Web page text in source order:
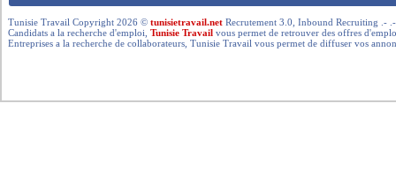
Tunisie Travail Copyright 2026 ©tunisietravail.net Recrutement 3.0, Inbound Recruiting .-
Candidats a la recherche d'emploi,Tunisie Travail vous permet de retrouver des offres
Entreprises a la recherche de collaborateurs, Tunisie Travail vous permet de diffuser vos